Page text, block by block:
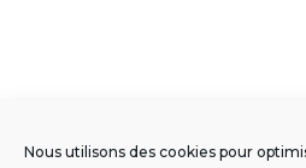
Nous utilisons des cookies pour